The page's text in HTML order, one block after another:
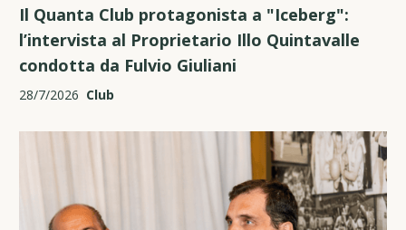
Il Quanta Club protagonista a "Iceberg":
l’intervista al Proprietario Illo Quintavalle
condotta da Fulvio Giuliani
28/7/2026 Club